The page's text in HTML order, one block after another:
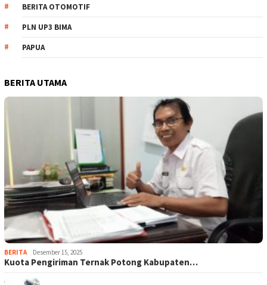
BERITA OTOMOTIF
PLN UP3 BIMA
PAPUA
BERITA UTAMA
BERITA Desember 15, 2025
Kuota Pengiriman Ternak Potong Kabupaten…